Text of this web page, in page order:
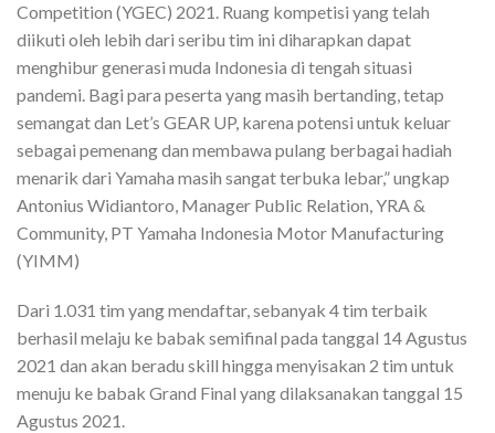
Competition (YGEC) 2021. Ruang kompetisi yang telah
diikuti oleh lebih dari seribu tim ini diharapkan dapat
menghibur generasi muda Indonesia di tengah situasi
pandemi. Bagi para peserta yang masih bertanding, tetap
semangat dan Let’s GEAR UP, karena potensi untuk keluar
sebagai pemenang dan membawa pulang berbagai hadiah
menarik dari Yamaha masih sangat terbuka lebar,” ungkap
Antonius Widiantoro, Manager Public Relation, YRA &
Community, PT Yamaha Indonesia Motor Manufacturing
(YIMM)
Dari 1.031 tim yang mendaftar, sebanyak 4 tim terbaik
berhasil melaju ke babak semifinal pada tanggal 14 Agustus
2021 dan akan beradu skill hingga menyisakan 2 tim untuk
menuju ke babak Grand Final yang dilaksanakan tanggal 15
Agustus 2021.